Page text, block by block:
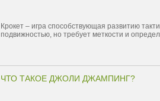
Крокет – игра способствующая развитию
подвижностью, но требует меткости и
ЧТО ТАКОЕ ДЖОЛИ ДЖАМПИНГ?